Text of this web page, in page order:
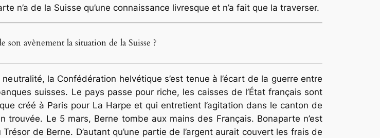
n’a de la Suisse qu’une connaissance livresque et n’a fait que la traverser.
son avènement la situation de la Suisse ?
la Confédération helvétique s’est tenue à l’écart de la guerre entre
suisses. Le pays passe pour riche, les caisses de l’État français sont
créé à Paris pour La Harpe et qui entretient l’agitation dans le canton de
trouvée. Le 5 mars, Berne tombe aux mains des Français. Bonaparte n’est
de Berne. D’autant qu’une partie de l’argent aurait couvert les frais de